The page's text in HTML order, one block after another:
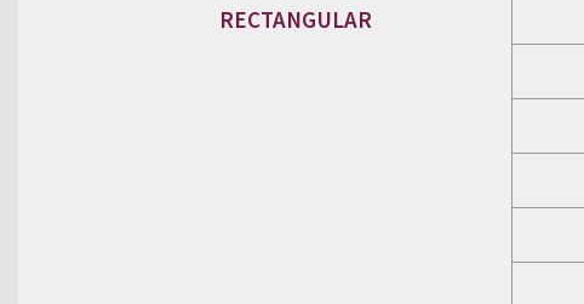
RECTANGULAR